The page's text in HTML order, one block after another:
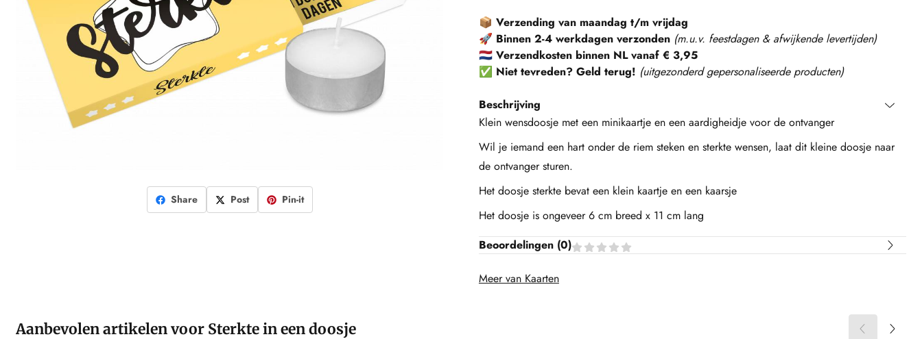
Share Post Pin-it
📦 Verzending van maandag t/m vrijdag
🚀 Binnen 2-4 werkdagen verzonden (m.u.v. feestdagen & afwijkende levertijden)
🇳🇱 Verzendkosten binnen NL vanaf € 3,95
✅ Niet tevreden? Geld terug! (uitgezonderd gepersonaliseerde producten)
Beschrijving
Klein wensdoosje met een minikaartje en een aardigheidje voor de ontvanger
Wil je iemand een hart onder de riem steken en sterkte wensen, laat dit kleine doosje naar
de ontvanger sturen.
Het doosje sterkte bevat een klein kaartje en een kaarsje
Het doosje is ongeveer 6 cm breed x 11 cm lang
Beoordelingen (0)
Meer van Kaarten
Aanbevolen artikelen voor Sterkte in een doosje